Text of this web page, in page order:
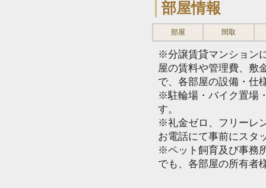
部屋情報
部屋 間取
※分譲賃貸マンション
屋の賃料や管理費、敷
で、各部屋の設備・仕
※駐輪場・バイク置場
す。
※礼金ゼロ、フリーレ
お電話にて事前にスタ
※ペット飼育及び事務
でも、各部屋の所有者